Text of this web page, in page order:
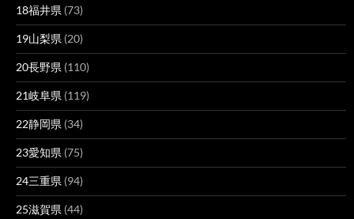
18福井県 (73)
19山梨県 (20)
20長野県 (110)
21岐阜県 (119)
22静岡県 (34)
23愛知県 (75)
24三重県 (94)
25滋賀県 (44)